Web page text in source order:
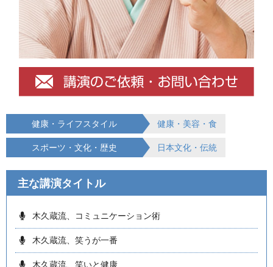
健康・ライフスタイル 健康・美容・食
スポーツ・文化・歴史 日本文化・伝統
主な講演タイトル
木久蔵流、コミュニケーション術
木久蔵流、笑うが一番
木久蔵流、笑いと健康